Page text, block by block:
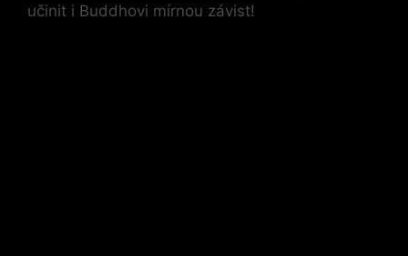
učinit i Buddhovi mírnou závist!